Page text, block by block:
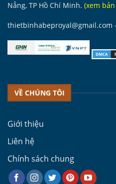
Nẵng, TP Hồ Chí Minh. (xem
thietbinhabeproyal@gmail.com
VỀ CHÚNG TÔI
Giới thiệu
Liên hệ
Chính sách chung